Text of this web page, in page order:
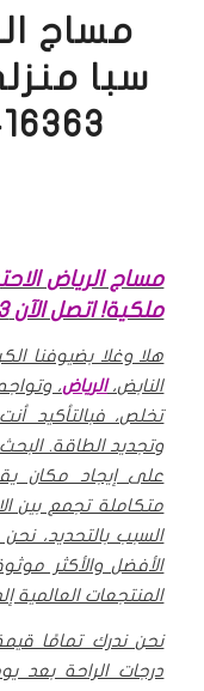
مساج
سبا
مساج الرياض
ملكية! اتصل الآن 0551416363
هلا وغلا بضيوفنا
النابض،الرياض،
تخلص، فبالتأكيد
وتجديد الطاقة.
على إيجاد مكان
متكاملة تجمع بين
السبب بالتحديد،
الأفضل والأكثر
المنتجعات العالمية
نحن ندرك تمامًا
درجات الراحة بعد